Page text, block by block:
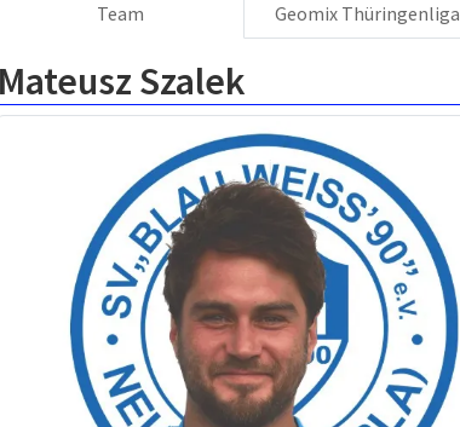
Team Geomix Thüringenliga
Mateusz Szalek